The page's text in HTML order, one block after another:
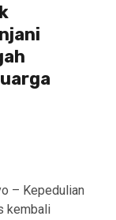
– Kepedulian
kembali